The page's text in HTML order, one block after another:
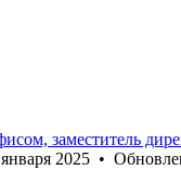
заместитель
2025 •